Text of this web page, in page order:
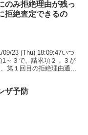
のみ拒絶理由が残っ
拒絶査定できるの
23 (Thu) 18:09:47いつ
～３で、請求項２，３が
第１回目の拒絶理由通知
ザ予防